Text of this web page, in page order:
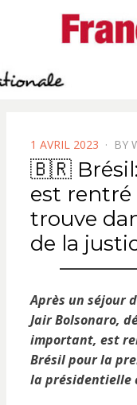
POSTED
ON
1 AVRIL 2023 BY
🇧🇷 Brésil:
est rentré
trouve
de la
Après un séjour
Jair Bolsonaro,
important, est
Brésil pour la
la présidentielle